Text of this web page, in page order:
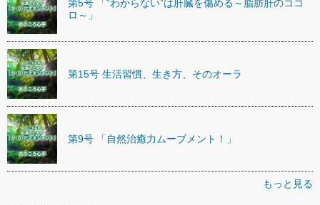
第5号 「”わからない”は肝臓を傷める～脂肪肝のココ
ロ～」
第15号 生活習慣、生き方、そのオーラ
第9号 「自然治癒力ムーブメント！」
もっと見る